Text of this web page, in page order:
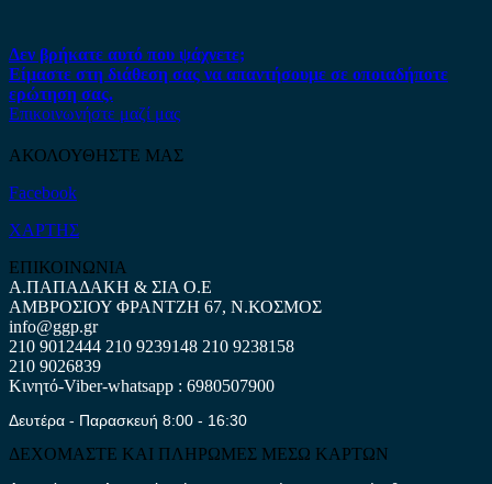
Δεν βρήκατε αυτό που ψάχνετε;
Είμαστε στη διάθεση σας να απαντήσουμε σε οποιαδήποτε
ερώτηση σας.
Επικοινωνήστε μαζί μας
ΑΚΟΛΟΥΘΗΣΤΕ ΜΑΣ
Facebook
ΧΑΡΤΗΣ
ΕΠΙΚΟΙΝΩΝΙΑ
Α.ΠΑΠΑΔΑΚΗ & ΣΙΑ Ο.Ε
ΑΜΒΡΟΣΙΟΥ ΦΡΑΝΤΖΗ 67, Ν.ΚΟΣΜΟΣ
info@ggp.gr
210 9012444 210 9239148 210 9238158
210 9026839
Κινητό-Viber-whatsapp : 6980507900
Δευτέρα - Παρασκευή 8:00 - 16:30
ΔΕΧΟΜΑΣΤΕ ΚΑΙ ΠΛΗΡΩΜΕΣ ΜΕΣΩ ΚΑΡΤΩΝ